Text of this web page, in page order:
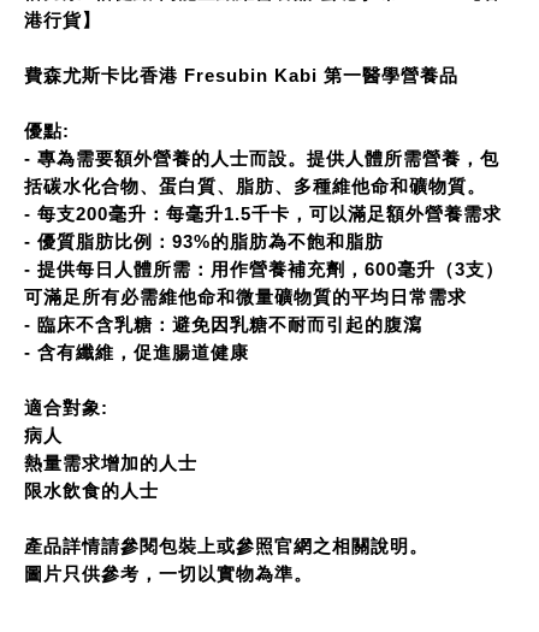
港行貨】
費森尤斯卡比香港 Fresubin Kabi 第一醫學營養品
優點:
- 專為需要額外營養的人士而設。提供人體所需營養，包
括碳水化合物、蛋白質、脂肪、多種維他命和礦物質。
- 每支200毫升：每毫升1.5千卡，可以滿足額外營養需求
- 優質脂肪比例：93%的脂肪為不飽和脂肪
- 提供每日人體所需：用作營養補充劑，600毫升（3支）
可滿足所有必需維他命和微量礦物質的平均日常需求
- 臨床不含乳糖：避免因乳糖不耐而引起的腹瀉
- 含有纖維，促進腸道健康
適合對象:
病人
熱量需求增加的人士
限水飲食的人士
產品詳情請參閱包裝上或參照官網之相關說明。
圖片只供參考，一切以實物為準。